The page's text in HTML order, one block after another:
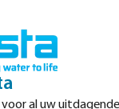
voor al uw